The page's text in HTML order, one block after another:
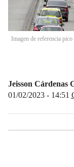
Imagen de referencia
Jeisson Cárdenas
01/02/2023 - 14:51